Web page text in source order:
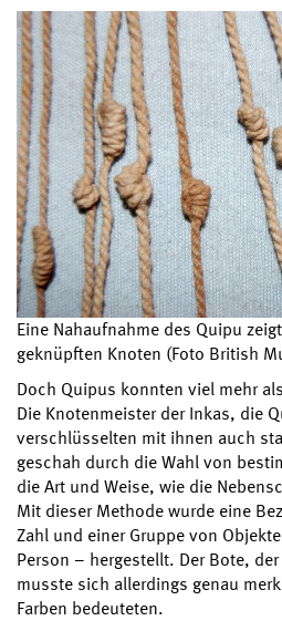
Eine Nahaufnahme des Quipu
geknüpften Knoten (Foto British
Doch Quipus konnten viel mehr
Die Knotenmeister der Inkas, die
verschlüsselten mit ihnen auch
geschah durch die Wahl von
die Art und Weise, wie die
Mit dieser Methode wurde eine
Zahl und einer Gruppe von
Person – hergestellt. Der Bote,
musste sich allerdings genau
Farben bedeuteten.